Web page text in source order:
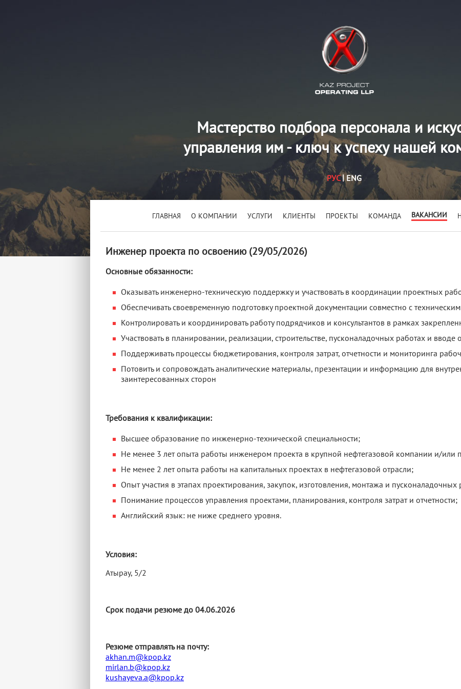
Мастерство подбора персонала и
управления им - ключ к успеху нашей
РУС ENG
ГЛАВНАЯ О КОМПАНИИ УСЛУГИ КЛИЕНТЫ ПРОЕКТЫ КОМАНДА ВАКАНСИИ
Инженер проекта по освоению (29/05/2026)
Основные обязанности:
Оказывать инженерно-техническую поддержку и участвовать в координации проектных
Обеспечивать своевременную подготовку проектной документации совместно с
Контролировать и координировать работу подрядчиков и консультантов в рамках
Участвовать в планировании, реализации, строительстве, пусконаладочных работах и вводе
Поддерживать процессы бюджетирования, контроля затрат, отчетности и мониторинга
Потовить и сопровождать аналитические материалы, презентации и информацию для
заинтересованных сторон
Требования к квалификации:
Высшее образование по инженерно-технической специальности;
Не менее 3 лет опыта работы инженером проекта в крупной нефтегазовой компании и/или
Не менее 2 лет опыта работы на капитальных проектах в нефтегазовой отрасли;
Опыт участия в этапах проектирования, закупок, изготовления, монтажа и пусконаладочных
Понимание процессов управления проектами, планирования, контроля затрат и отчетности;
Английский язык: не ниже среднего уровня.
Условия:
Атырау, 5/2
Срок подачи резюме до 04.06.2026
Резюме отправлять на почту:
akhan.m@kpop.kz
mirlan.b@kpop.kz
kushayeva.a@kpop.kz